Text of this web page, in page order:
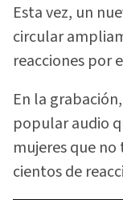
Esta vez, un
circular
reacciones por
En la
popular audio
mujeres que
cientos de